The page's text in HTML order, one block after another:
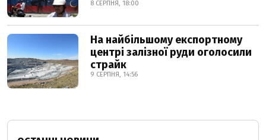
8 СЕРПНЯ, 18:00
На найбільшому експортному
центрі залізної руди оголосили
страйк
9 СЕРПНЯ, 14:56